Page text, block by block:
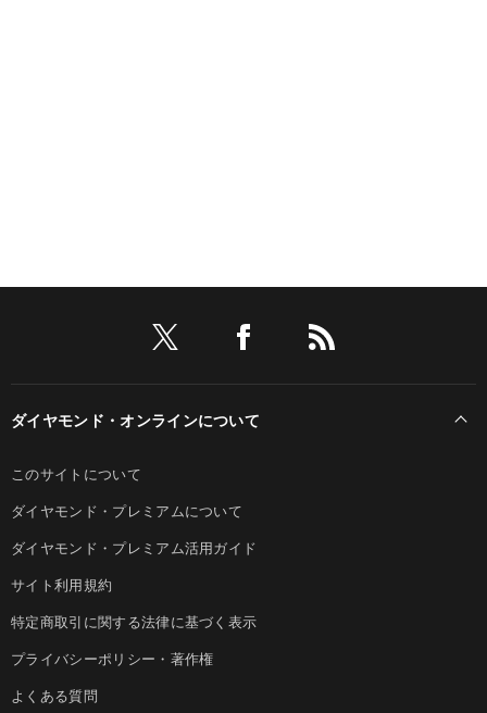
ダイヤモンド・オンラインについて
このサイトについて
ダイヤモンド・プレミアムについて
ダイヤモンド・プレミアム活用ガイド
サイト利用規約
特定商取引に関する法律に基づく表示
プライバシーポリシー・著作権
よくある質問